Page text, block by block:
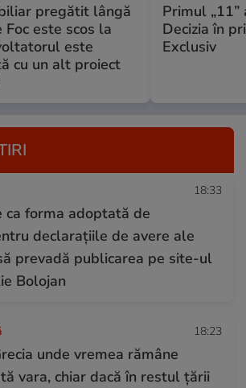
pregătit lângă
este scos la
este
cu un alt proiect
Primul „11”
Decizia în
Exclusiv
18:33
ca forma adoptată de
declarațiile de avere ale
prevadă publicarea pe site-ul
Bolojan
18:23
unde vremea rămâne
vara, chiar dacă în restul țării